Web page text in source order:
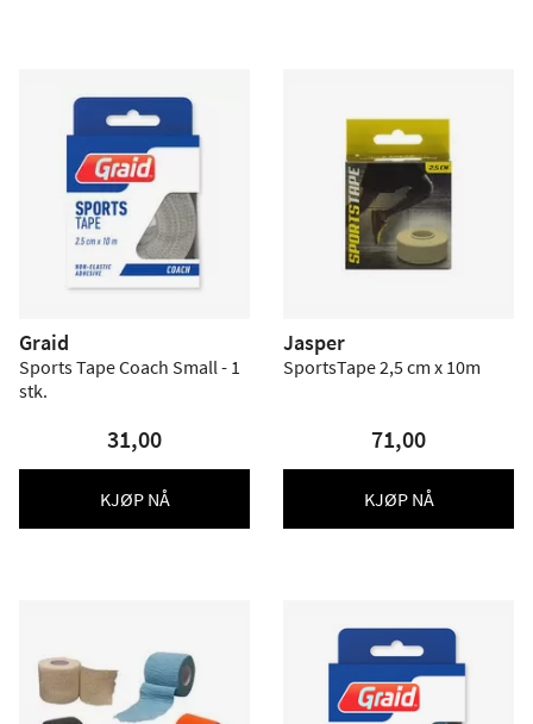
Graid
Sports Tape Coach Small - 1
stk.
31,00
KJØP NÅ
Jasper
SportsTape 2,5 cm x 10m
71,00
KJØP NÅ